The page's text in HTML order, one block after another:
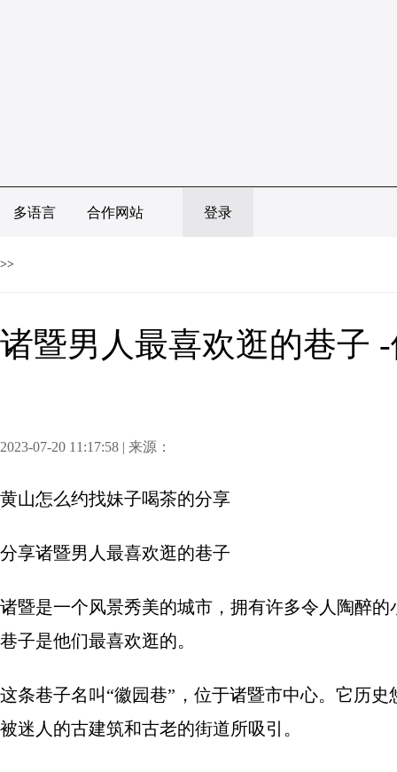
多语言 合作网站 登录
>>
诸暨男人最喜欢逛的巷子
2023-07-20 11:17:58 | 来源：
黄山怎么约找妹子喝茶的分享
分享诸暨男人最喜欢逛的巷子
诸暨是一个风景秀美的城市，拥有许多令人陶醉
巷子是他们最喜欢逛的。
这条巷子名叫“徽园巷”，位于诸暨市中心。它历
被迷人的古建筑和古老的街道所吸引。